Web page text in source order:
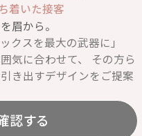
着いた接客
眉から。
クスを最大の武器に」
気に合わせて、 その方ら
き出すデザインをご提案
認する